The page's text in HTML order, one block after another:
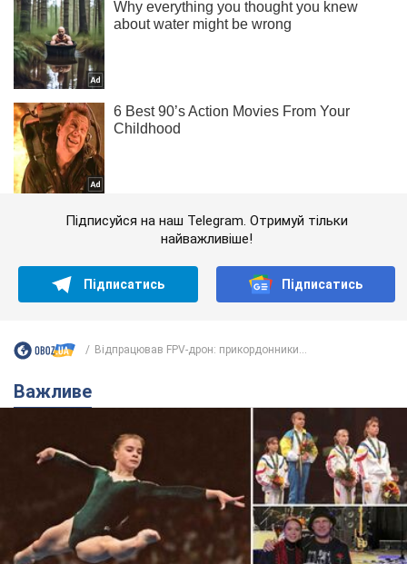
Підписуйся на наш Telegram. Отримуй тільки
найважливіше!
Підписатись Підписатись
Відпрацював FPV-дрон: прикордонники...
Важливе